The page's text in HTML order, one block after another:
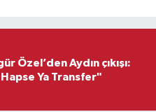
Özel’den Aydın çıkışı:
Hapse Ya Transfer"